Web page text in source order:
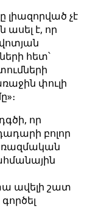
չէ
ասել է, որ
հետ՝
փուլի
որ
բոլոր
ավելի շատ